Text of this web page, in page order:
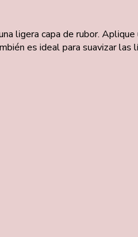
ligera capa de rubor. Aplique
es ideal para suavizar las